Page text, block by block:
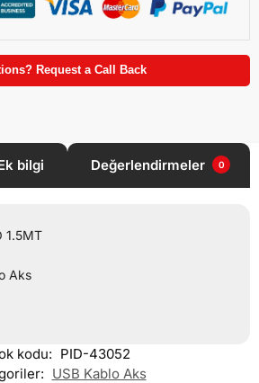
Request a Call Back
bilgi Değerlendirmeler 0
1.5MT
Aks
kodu: PID-43052
USB Kablo Aks